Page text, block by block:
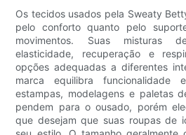
Os tecidos usados ​​pela Sweaty
pelo conforto quanto pelo
movimentos. Suas misturas
elasticidade, recuperação e
opções adequadas a diferentes
marca equilibra
estampas, modelagens e paletas
pendem para o ousado, porém
que desejam que suas roupas de